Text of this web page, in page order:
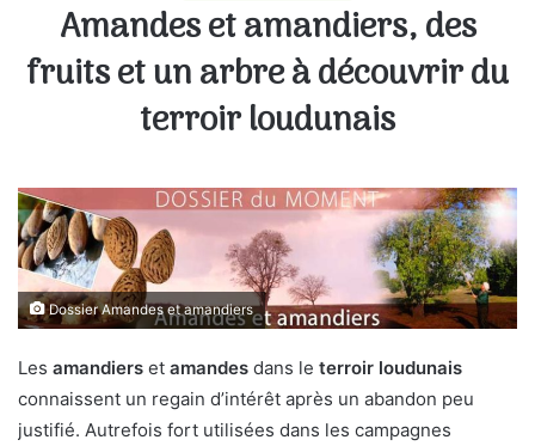
Amandes et amandiers, des
fruits et un arbre à découvrir du
terroir loudunais
Dossier Amandes et amandiers
Les amandiers et amandes dans le terroir loudunais
connaissent un regain d’intérêt après un abandon peu
justifié. Autrefois fort utilisées dans les campagnes